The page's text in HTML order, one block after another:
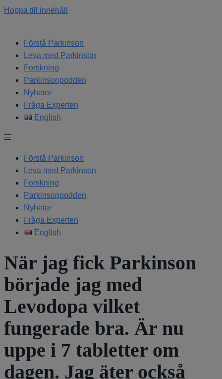
Hoppa till innehåll
Förstå Parkinson
Leva med Parkinson
Forskning
Parkinsonpodden
Nyheter
Fråga Experten
English
Förstå Parkinson
Leva med Parkinson
Forskning
Parkinsonpodden
Nyheter
Fråga Experten
English
När jag fick Parkinson
började jag med
Levodopa vilket
fungerade bra. Är nu
uppe i 7 tabletter om
dagen. Jag äter också